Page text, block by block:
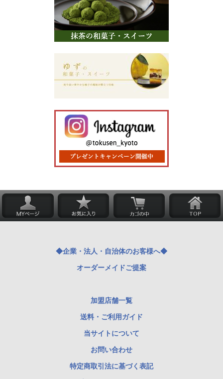
◆企業・法人・自治体のお客様へ◆
オーダーメイドご提案
加盟店舗一覧
送料・ご利用ガイド
当サイトについて
お問い合わせ
特定商取引法に基づく表記